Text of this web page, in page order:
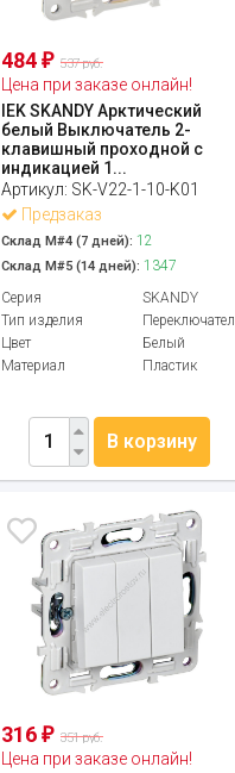
484₽ 537 руб.
Цена при заказе онлайн!
IEK SKANDY Арктический
белый Выключатель 2-
клавишный проходной с
индикацией 1...
Артикул: SK-V22-1-10-K01
Предзаказ
Склад М#4 (7 дней): 12
Склад М#5 (14 дней): 1347
Серия
SKANDY
Тип изделия
Цвет
Белый
Материал
Пластик
В корзину
316₽ 351 руб.
Цена при заказе онлайн!